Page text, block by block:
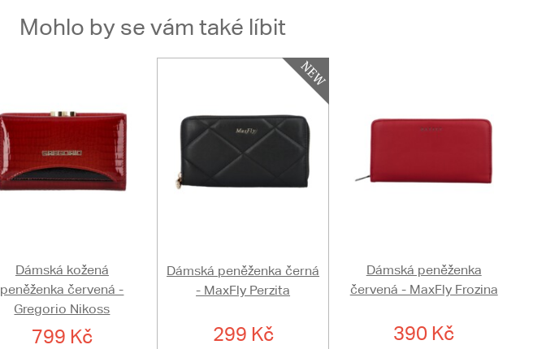
Mohlo by se vám také líbit
Dámská kožená
peněženka červená -
Gregorio Nikoss
799 Kč
Dámská peněženka černá
- MaxFly Perzita
299 Kč
Dámská peněženka
červená - MaxFly Frozina
390 Kč